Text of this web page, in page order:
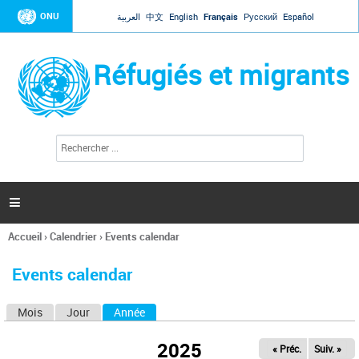
Jump to navigation
ONU العربية 中文 English Français Русский Español
Réfugiés et migrants
l
c
h
e

Vous
ici
Accueil›Calendrier› Events calendar
Events calendar
Mois Jour Année
2025 « Préc. Suiv. »